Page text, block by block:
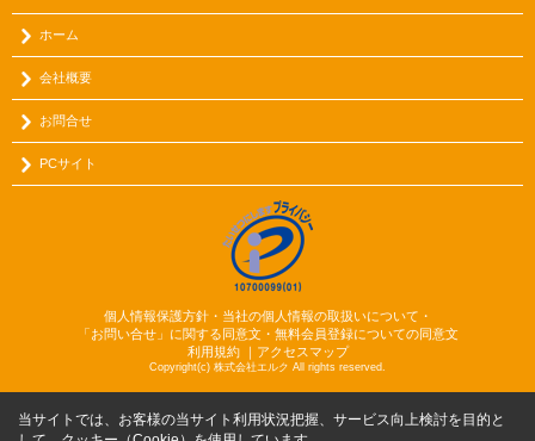
ホーム
会社概要
お問合せ
PCサイト
個人情報保護方針・当社の個人情報の取扱いについて・
「お問い合せ」に関する同意文・無料会員登録についての同意文
利用規約｜ アクセスマップ
Copyright(c) 株式会社エルク All rights reserved.
当サイトでは、お客様の当サイト利用状況把握、サービス向上検討を目的と